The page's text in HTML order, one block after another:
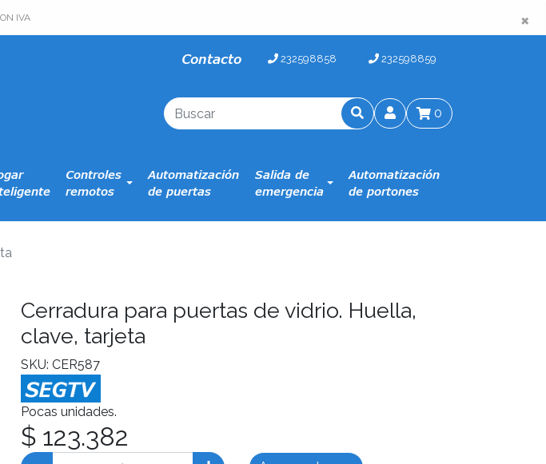
IVA ×
×
Contacto 232598858 232598859
0
Controles
remotos
Automatización
de puertas
Salida de
emergencia
Automatización
de portones
Cerradura para puertas de vidrio. Huella,
clave, tarjeta
SKU: CER587
Pocas unidades.
$ 123.382